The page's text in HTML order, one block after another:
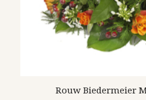
Rouw Biedermeier